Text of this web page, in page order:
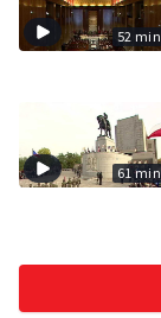
52 min
61 min